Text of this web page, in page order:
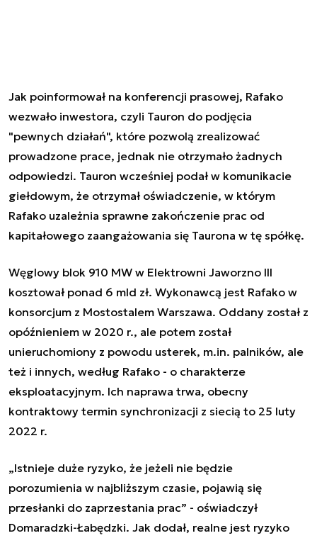
Jak poinformował na konferencji prasowej, Rafako
wezwało inwestora, czyli Tauron do podjęcia
"pewnych działań", które pozwolą zrealizować
prowadzone prace, jednak nie otrzymało żadnych
odpowiedzi. Tauron wcześniej podał w komunikacie
giełdowym, że otrzymał oświadczenie, w którym
Rafako uzależnia sprawne zakończenie prac od
kapitałowego zaangażowania się Taurona w tę spółkę.
Węglowy blok 910 MW w Elektrowni Jaworzno III
kosztował ponad 6 mld zł. Wykonawcą jest Rafako w
konsorcjum z Mostostalem Warszawa. Oddany został z
opóźnieniem w 2020 r., ale potem został
unieruchomiony z powodu usterek, m.in. palników, ale
też i innych, według Rafako - o charakterze
eksploatacyjnym. Ich naprawa trwa, obecny
kontraktowy termin synchronizacji z siecią to 25 luty
2022 r.
„Istnieje duże ryzyko, że jeżeli nie będzie
porozumienia w najbliższym czasie, pojawią się
przesłanki do zaprzestania prac” - oświadczył
Domaradzki-Łabędzki. Jak dodał, realne jest ryzyko